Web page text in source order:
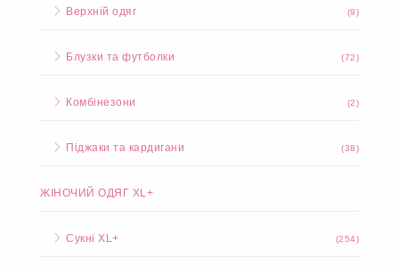
Верхній одяг (9)
Блузки та футболки (72)
Комбінезони (2)
Піджаки та кардигани (38)
ЖІНОЧИЙ ОДЯГ XL+
Сукні XL+ (254)